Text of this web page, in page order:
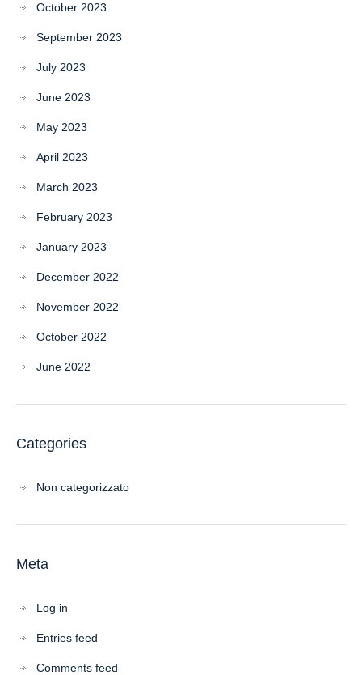
October 2023
September 2023
July 2023
June 2023
May 2023
April 2023
March 2023
February 2023
January 2023
December 2022
November 2022
October 2022
June 2022
Categories
Non categorizzato
Meta
Log in
Entries feed
Comments feed